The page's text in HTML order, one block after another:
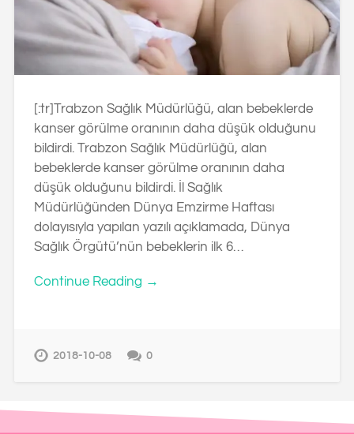
[:tr]Trabzon Sağlık Müdürlüğü, alan bebeklerde
kanser görülme oranının daha düşük olduğunu
bildirdi. Trabzon Sağlık Müdürlüğü, alan
bebeklerde kanser görülme oranının daha
düşük olduğunu bildirdi. İl Sağlık
Müdürlüğünden Dünya Emzirme Haftası
dolayısıyla yapılan yazılı açıklamada, Dünya
Sağlık Örgütü’nün bebeklerin ilk 6…
Continue Reading →
2018-10-08 0